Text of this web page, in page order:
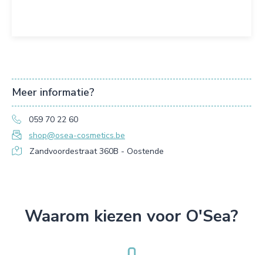
Meer informatie?
059 70 22 60
shop@osea-cosmetics.be
Zandvoordestraat 360B - Oostende
Waarom kiezen voor O'Sea?